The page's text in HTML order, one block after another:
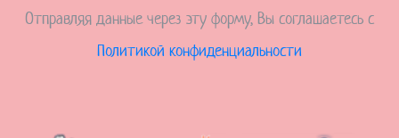
Отправляя данные через эту форму, Вы соглашаетесь с
Политикой конфиденциальности